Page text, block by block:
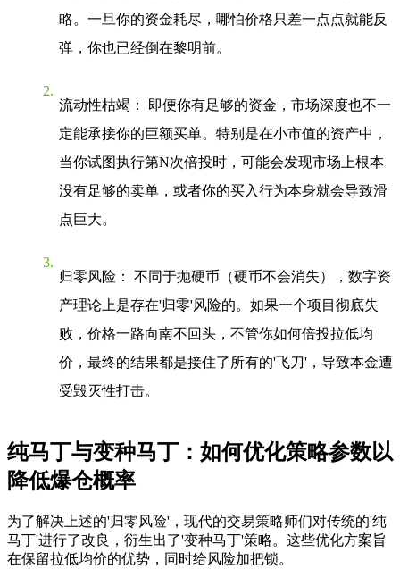
略。一旦你的资金耗尽，哪怕价格只差一点点就能反
弹，你也已经倒在黎明前。
流动性枯竭 ： 即便你有足够的资金，市场深度也不一
定能承接你的巨额买单。特别是在小市值的资产中，
当你试图执行第N次倍投时，可能会发现市场上根本
没有足够的卖单，或者你的买入行为本身就会导致滑
点巨大。
归零风险 ： 不同于抛硬币（硬币不会消失），数字资
产理论上是存在'归零'风险的。如果一个项目彻底失
败，价格一路向南不回头，不管你如何倍投拉低均
价，最终的结果都是接住了所有的'飞刀'，导致本金遭
受毁灭性打击。
纯马丁与变种马丁：如何优化策略参数以
降低爆仓概率
为了解决上述的'归零风险'，现代的交易策略师们对传统的'纯
马丁'进行了改良，衍生出了'变种马丁'策略。这些优化方案旨
在保留拉低均价的优势，同时给风险加把锁。